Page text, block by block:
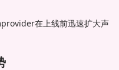
在上线前迅速扩大声